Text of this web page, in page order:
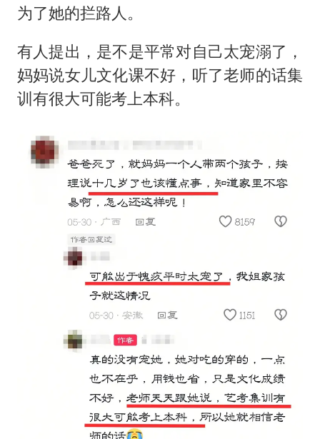
为了她的拦路人。
有人提出，是不是平常对自己太宠溺了，
妈妈说女儿文化课不好，听了老师的话集
训有很大可能考上本科。